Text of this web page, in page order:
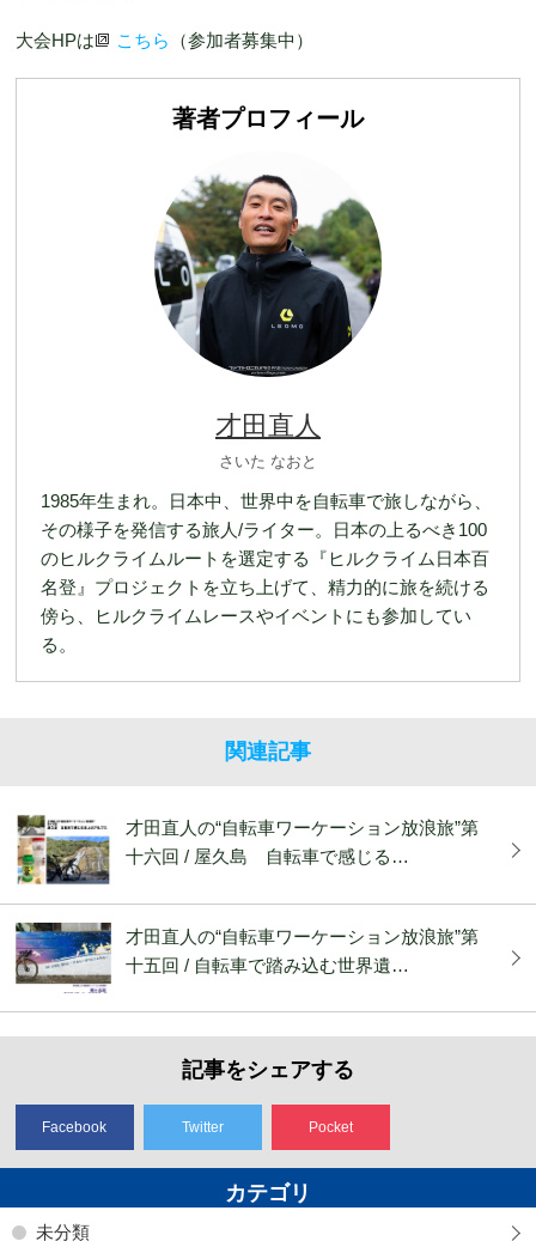
大会HPは こちら （参加者募集中）
著者プロフィール
才田直人
さいた なおと
1985年生まれ。日本中、世界中を自転車で旅しながら、
その様子を発信する旅人/ライター。日本の上るべき100
のヒルクライムルートを選定する『ヒルクライム日本百
名登』プロジェクトを立ち上げて、精力的に旅を続ける
傍ら、ヒルクライムレースやイベントにも参加してい
る。
関連記事
才田直人の“自転車ワーケーション放浪旅”第
十六回 / 屋久島 自転車で感じる…
才田直人の“自転車ワーケーション放浪旅”第
十五回 / 自転車で踏み込む世界遺…
記事をシェアする
Facebook Twitter Pocket
カテゴリ
未分類